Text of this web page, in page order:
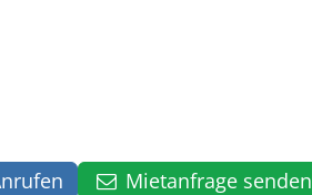
Mietanfrage senden